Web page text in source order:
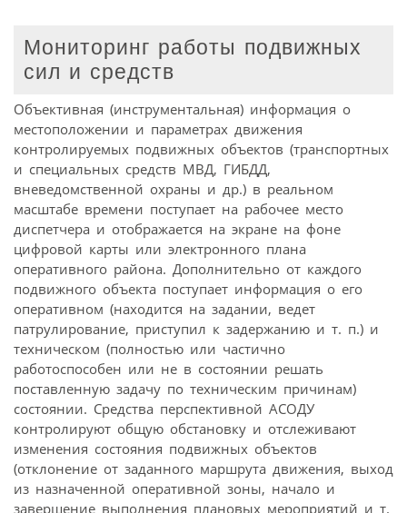
Мониторинг работы подвижных
сил и средств
Объективная (инструментальная) информация о
местоположении и параметрах движения
контролируемых подвижных объектов (транспортных
и специальных средств МВД, ГИБДД,
вневедомственной охраны и др.) в реальном
масштабе времени поступает на рабочее место
диспетчера и отображается на экране на фоне
цифровой карты или электронного плана
оперативного района. Дополнительно от каждого
подвижного объекта поступает информация о его
оперативном (находится на задании, ведет
патрулирование, приступил к задержанию и т. п.) и
техническом (полностью или частично
работоспособен или не в состоянии решать
поставленную задачу по техническим причинам)
состоянии. Средства перспективной АСОДУ
контролируют общую обстановку и отслеживают
изменения состояния подвижных объектов
(отклонение от заданного маршрута движения, выход
из назначенной оперативной зоны, начало и
завершение выполнения плановых мероприятий и т.